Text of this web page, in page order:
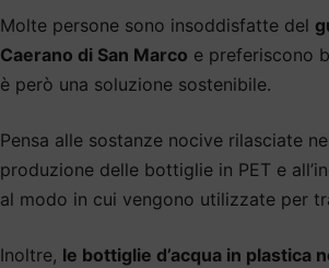
Molte persone sono insoddisfatte del
Caerano di San Marco e preferiscono
è però una soluzione sostenibile.
Pensa alle sostanze nocive rilasciate
produzione delle bottiglie in PET e
al modo in cui vengono utilizzate per
Inoltre, le bottiglie d’acqua in plastica